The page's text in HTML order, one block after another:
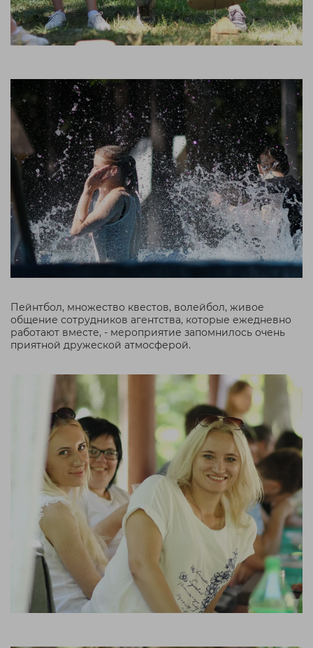
Пейнтбол, множество квестов, волейбол, живое
общение сотрудников агентства, которые ежедневно
работают вместе, - мероприятие запомнилось очень
приятной дружеской атмосферой.